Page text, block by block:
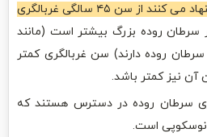
پزشکان پیشنهاد می کنند از سن ۴۵ سالگی غربالگری
روده بزرگ بیشتر است (مانند
روده دارند) سن غربالگری کمتر
نیز کمتر باشد.
سرطان روده در دسترس هستند که
است.